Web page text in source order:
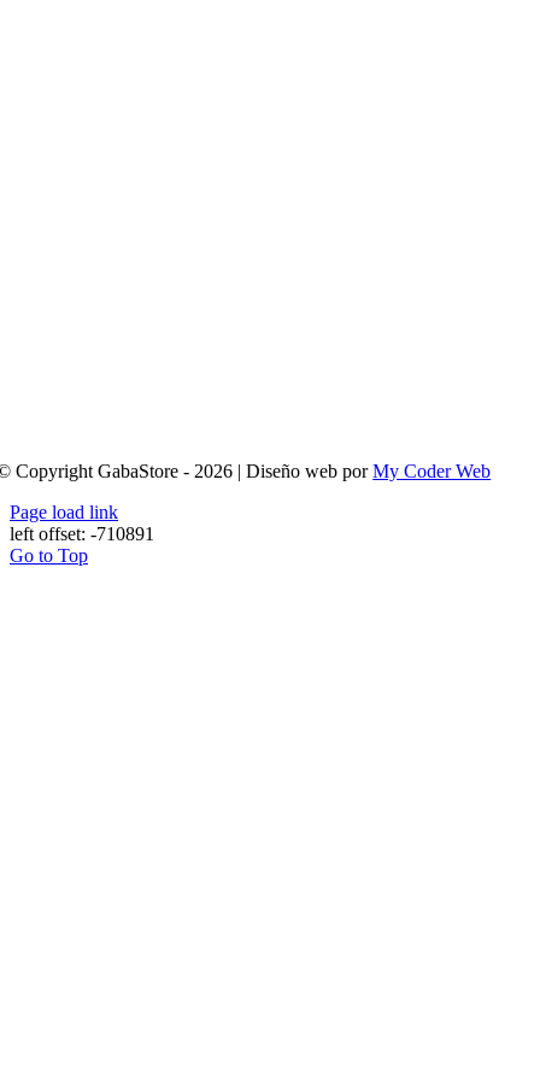
Copyright GabaStore - 2026 | Diseño web porMy Coder Web
Page load link
left offset: -710891
Go to Top